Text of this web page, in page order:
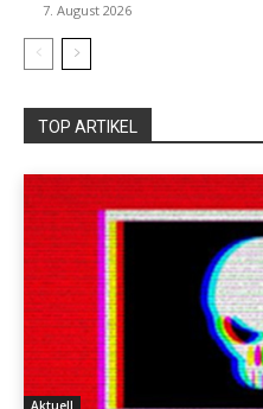
7. August 2026
TOP ARTIKEL